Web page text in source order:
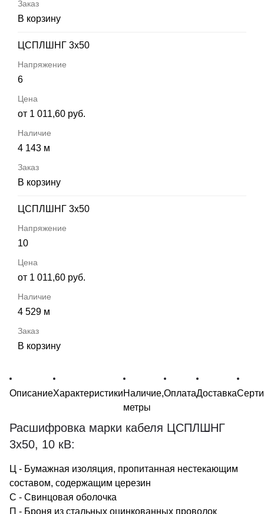
В корзину
ЦСПЛШНГ 3х50
6
от 1 011,60 руб.
4 143 м
В корзину
ЦСПЛШНГ 3х50
10
от 1 011,60 руб.
4 529 м
В корзину
ОписаниеХарактеристикиНаличие,
метры
ОплатаДоставка
Расшифровка марки кабеля ЦСПЛШНГ
3х50, 10 кВ:
Ц - Бумажная изоляция, пропитанная нестекающим
составом, содержащим церезин
С - Свинцовая оболочка
П - Броня из стальных оцинкованных проволок